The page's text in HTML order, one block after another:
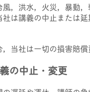
風，洪水，火災，暴動
は講義の中止または延
，当社は一切の損害賠
の中止・変更